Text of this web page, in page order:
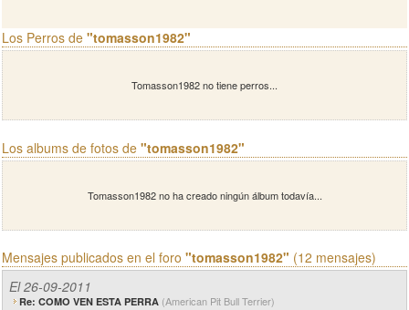
Los Perros de "tomasson1982"
Tomasson1982 no tiene perros...
Los albums de fotos de "tomasson1982"
Tomasson1982 no ha creado ningún álbum todavía...
Mensajes publicados en el foro "tomasson1982" (12 mensajes)
El 26-09-2011
Re: COMO VEN ESTA PERRA (American Pit Bull Terrier)